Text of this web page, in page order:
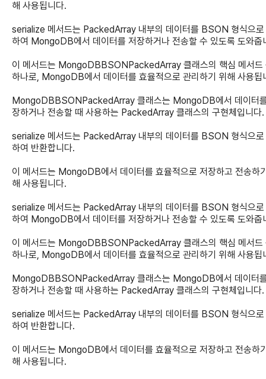
해 사용됩니다.
serialize 메서드는 PackedArray 내부의 데이터를 BSON 형식으로
하여 MongoDB에서 데이터를 저장하거나 전송할 수 있도록 도와줍
이 메서드는 MongoDBBSONPackedArray 클래스의 핵심 메서드
하나로, MongoDB에서 데이터를 효율적으로 관리하기 위해 사용됩
MongoDBBSONPackedArray 클래스는 MongoDB에서 데이터
장하거나 전송할 때 사용하는 PackedArray 클래스의 구현체입니다.
serialize 메서드는 PackedArray 내부의 데이터를 BSON 형식으로
하여 반환합니다.
이 메서드는 MongoDB에서 데이터를 효율적으로 저장하고 전송하
해 사용됩니다.
serialize 메서드는 PackedArray 내부의 데이터를 BSON 형식으로
하여 MongoDB에서 데이터를 저장하거나 전송할 수 있도록 도와줍
이 메서드는 MongoDBBSONPackedArray 클래스의 핵심 메서드
하나로, MongoDB에서 데이터를 효율적으로 관리하기 위해 사용됩
MongoDBBSONPackedArray 클래스는 MongoDB에서 데이터
장하거나 전송할 때 사용하는 PackedArray 클래스의 구현체입니다.
serialize 메서드는 PackedArray 내부의 데이터를 BSON 형식으로
하여 반환합니다.
이 메서드는 MongoDB에서 데이터를 효율적으로 저장하고 전송하
해 사용됩니다.